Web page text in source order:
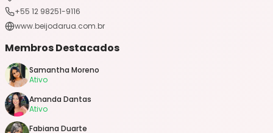
+55 12 98251-9116
www.beijodarua.com.br
Membros Destacados
Samantha Moreno
Ativo
Amanda Dantas
Ativo
Fabiana Duarte